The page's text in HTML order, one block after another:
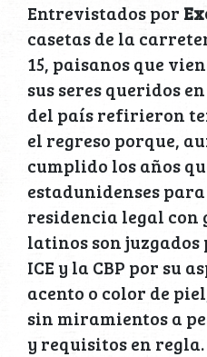
Entrevistados por
casetas de la
15, paisanos que
sus seres queridos
del país refirieron
el regreso porque,
cumplido los años
estadunidenses
residencia legal con
latinos son juzgados
ICE y la CBP por su
acento o color de
sin miramientos a
y requisitos en regla.